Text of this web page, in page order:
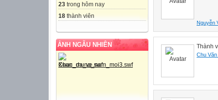
23 trong hôm nay
18 thành viên
ẢNH NGẪU NHIÊN
Nguyễn
Thành
Chu